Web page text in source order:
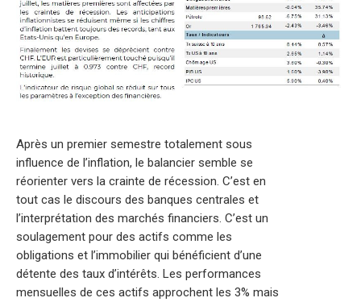
Après un premier semestre totalement sous
influence de l’inflation, le balancier semble se
réorienter vers la crainte de récession. C’est en
tout cas le discours des banques centrales et
l’interprétation des marchés financiers. C’est un
soulagement pour des actifs comme les
obligations et l’immobilier qui bénéficient d’une
détente des taux d’intérêts. Les performances
mensuelles de ces actifs approchent les 3% mais